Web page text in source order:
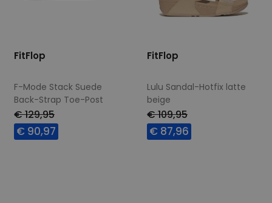
FitFlop
F-Mode Stack Suede
Back-Strap Toe-Post
Sandals chocolat
€ 129,95
€ 90,97
FitFlop
Lulu Sandal-Hotfix latte
beige
€ 109,95
€ 87,96